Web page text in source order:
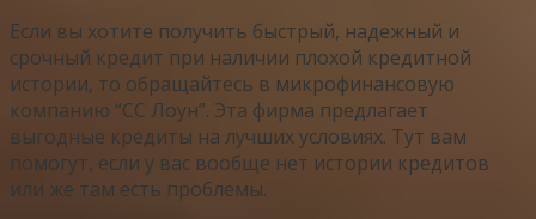
Если вы хотите получить быстрый, надежный и
срочный кредит при наличии плохой кредитной
истории, то обращайтесь в микрофинансовую
компанию “СС Лоун”. Эта фирма предлагает
выгодные кредиты на лучших условиях. Тут вам
помогут, если у вас вообще нет истории кредитов
или же там есть проблемы.